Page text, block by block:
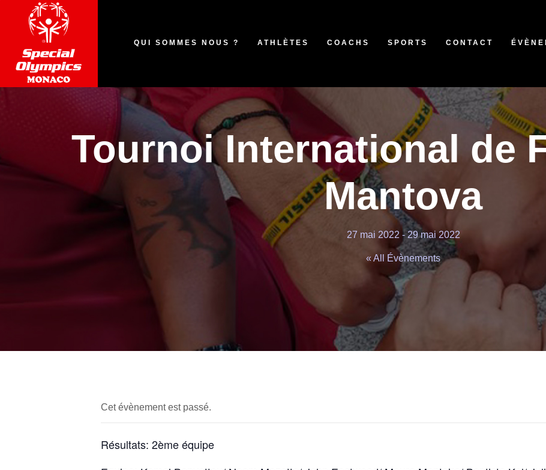
QUI SOMMES NOUS ? ATHLÈTES COACHS SPORTS CONTACT
Tournoi International de
Mantova
27 mai 2022 -29 mai 2022
« All Évènements
Cet évènement est passé.
Résultats: 2ème équipe